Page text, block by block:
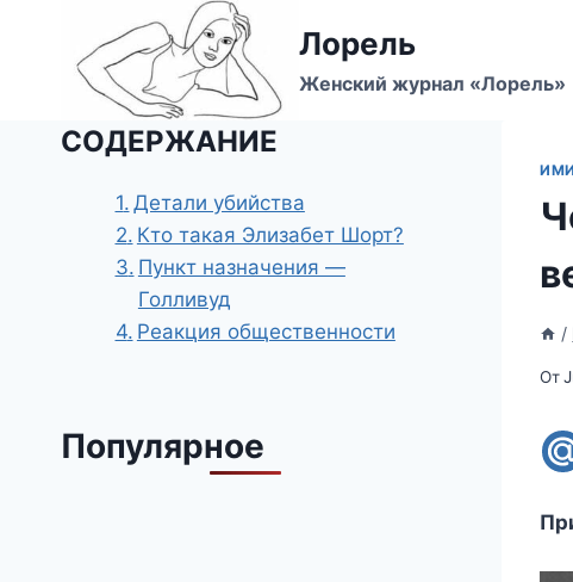
содержимому
Лорель
Женский журнал «Лорель»
/
От
СОДЕРЖАНИЕ
Детали убийства
Кто такая Элизабет Шорт?
Пункт назначения —
Голливуд
Реакция общественности
Популярное